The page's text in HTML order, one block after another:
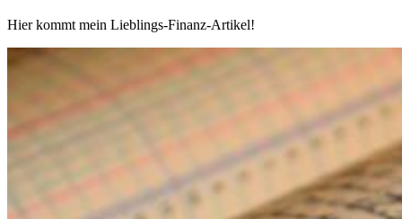
Hier kommt mein Lieblings-Finanz-Artikel!